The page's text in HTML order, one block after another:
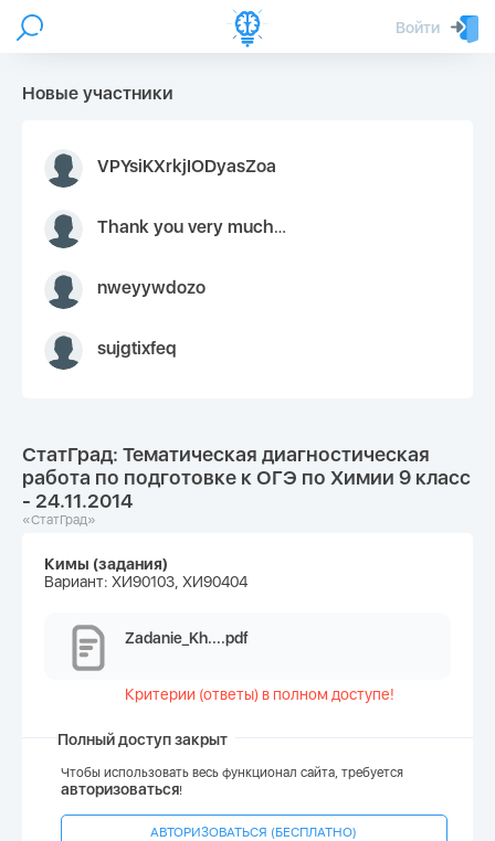
Войти
Новые участники
VPYsiKXrkjIODyasZoa
Thank you very much for your inquiry We appreciate you 9126052 https://youtube.com faceapple !
nweyywdozo
sujgtixfeq
СтатГрад: Тематическая диагностическая
работа по подготовке к ОГЭ по Химии 9 класс
- 24.11.2014
«СтатГрад»
Кимы (задания)
Вариант: ХИ90103, ХИ90404
Zadanie_Kh....pdf
Критерии (ответы) в полном доступе!
Полный доступ закрыт
Чтобы использовать весь функционал сайта, требуется
авторизоваться!
АВТОРИЗОВАТЬСЯ (БЕСПЛАТНО)